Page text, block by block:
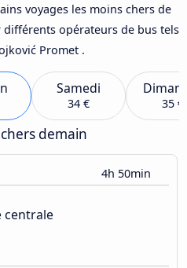
voyages les moins chers de
différents opérateurs de bus tels
Promet .
Samedi
34 € 35 €
demain
4h 50min
centrale